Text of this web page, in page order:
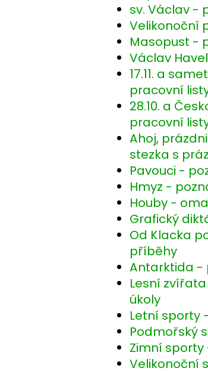
sv. Václav -
Velikonoční
Masopust -
Václav
17.11. a
pracovní
28.10. a
pracovní
Ahoj,
stezka s
Pavouci -
Hmyz -
Houby -
Grafický
Od Klacka
příběhy
Antarktida -
Lesní
úkoly
Letní sporty
Podmořský
Zimní sporty
Velikonoční